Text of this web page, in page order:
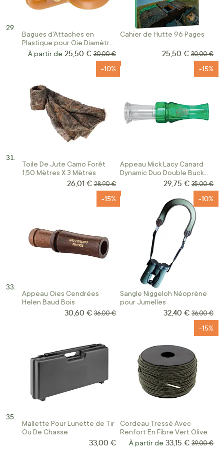
Bagues d'Attaches en
Plastique pour Oie Diamètre
16 MM
À partir de 25,50 € Prix normal
30,00 €
Cahier de Hutte 96 Pages
Prix Spécial
25,50 € Prix
30,00 €
Toile De Jute Camo Forêt
1,50 Mètres X 3 Mètres
-10%
Prix Spécial
26,01 € Prix normal
28,90 €
Appeau Mick Lacy Canard
Dynamic Duo Double Buck
-15%
Prix Spécial
29,75 € Prix
35,00 €
Appeau Oies Cendrées
Helen Baud Bois
-15%
Prix Spécial
30,60 € Prix normal
36,00 €
Sangle Niggeloh Néoprène
pour Jumelles
-10%
Prix Spécial
32,40 € Prix
36,00 €
Mallette Pour Lunette de Tir
Ou De Chasse
33,00 €
Cordeau Tressé Avec
Renfort En Fibre Vert Olive
-15%
À partir de 33,15 € Prix
39,00 €